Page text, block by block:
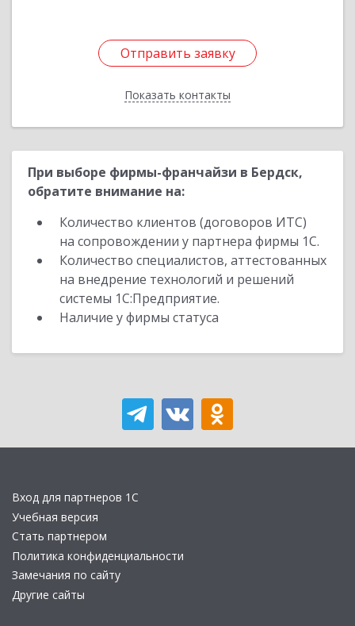
Отправить заявку
Показать контакты
Отправить заявку
Назад
При выборе фирмы-франчайзи в Бердск,
обратите внимание на:
Количество клиентов (договоров ИТС)
на сопровождении у партнера фирмы 1С.
Количество специалистов, аттестованных
на внедрение технологий и решений
системы 1С:Предприятие.
Наличие у фирмы статуса
Вход для партнеров 1С
Учебная версия
Стать партнером
Политика конфиденциальности
Замечания по сайту
Другие сайты